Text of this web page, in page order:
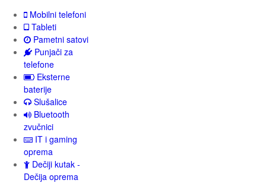
Mobilni telefoni
Tableti
Pametni satovi
Punjači za
telefone
Eksterne
baterije
Slušalice
Bluetooth
zvučnici
IT i gaming
oprema
Dečiji kutak -
Dečija oprema